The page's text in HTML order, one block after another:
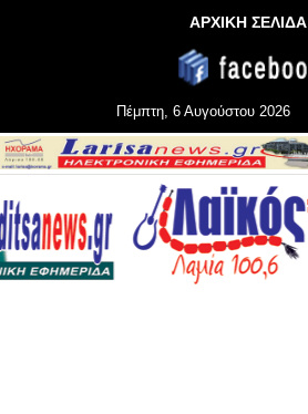
ΑΡΧΙΚΗ ΣΕΛΙΔΑ
Πέμπτη, 6 Αυγούστου 2026